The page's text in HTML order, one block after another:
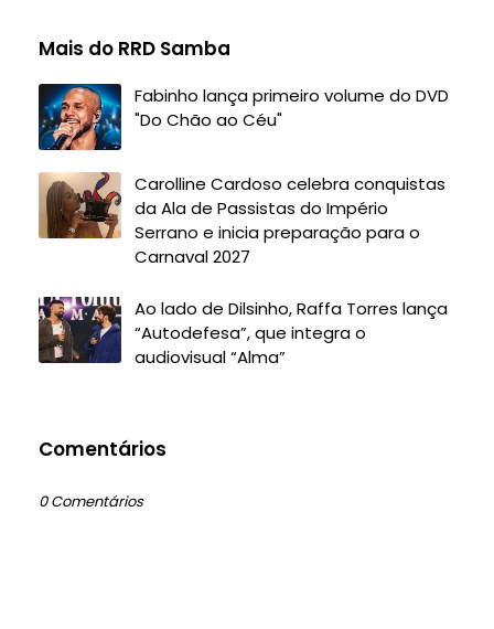
Mais do RRD Samba
Fabinho lança primeiro volume do DVD
"Do Chão ao Céu"
Carolline Cardoso celebra conquistas
da Ala de Passistas do Império
Serrano e inicia preparação para o
Carnaval 2027
Ao lado de Dilsinho, Raffa Torres lança
“Autodefesa”, que integra o
audiovisual “Alma”
Comentários
0 Comentários